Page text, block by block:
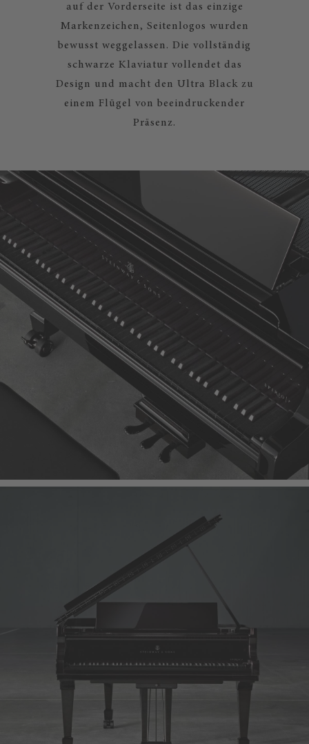
auf der Vorderseite ist das einzige
Markenzeichen, Seitenlogos wurden
bewusst weggelassen. Die vollständig
schwarze Klaviatur vollendet das
Design und macht den Ultra Black zu
einem Flügel von beeindruckender
Präsenz.